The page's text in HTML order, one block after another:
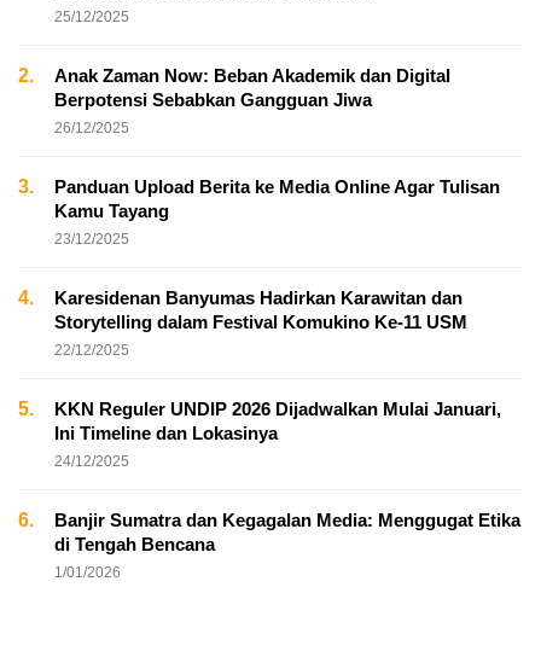
25/12/2025
2.
Anak Zaman Now: Beban Akademik dan Digital
Berpotensi Sebabkan Gangguan Jiwa
26/12/2025
3.
Panduan Upload Berita ke Media Online Agar Tulisan
Kamu Tayang
23/12/2025
4.
Karesidenan Banyumas Hadirkan Karawitan dan
Storytelling dalam Festival Komukino Ke-11 USM
22/12/2025
5.
KKN Reguler UNDIP 2026 Dijadwalkan Mulai Januari,
Ini Timeline dan Lokasinya
24/12/2025
6.
Banjir Sumatra dan Kegagalan Media: Menggugat Etika
di Tengah Bencana
1/01/2026